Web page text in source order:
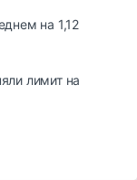
на 1,12
лимит на